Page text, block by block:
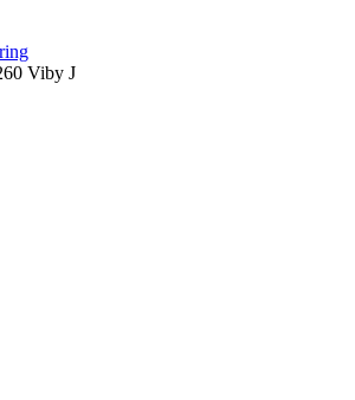
Viby J